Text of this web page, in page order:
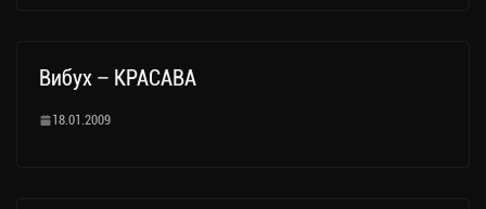
Вибух – КРАСАВА
18.01.2009